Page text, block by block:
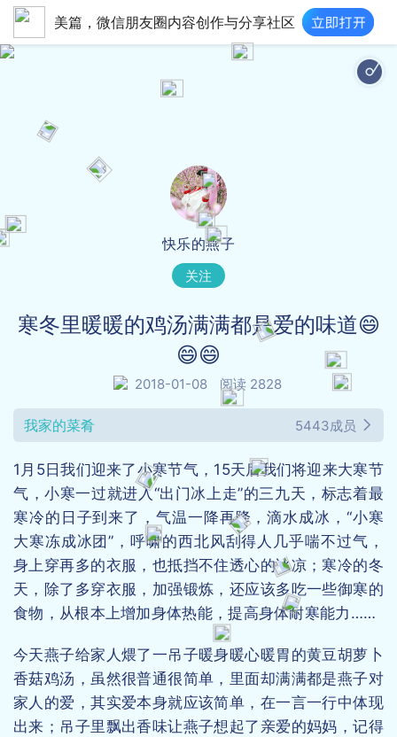
美篇，微信朋友圈内容创作与分享社区
快乐的燕子
关注
寒冬里暖暖的鸡汤满满都是爱的味道😄
😄😄
2018-01-08 阅读 2828
我家的菜肴 5443成员
1月5日我们迎来了小寒节气，15天后我们将迎来大寒节
气，小寒一过就进入“出门冰上走”的三九天，标志着最
寒冷的日子到来了，气温一降再降，滴水成冰，“小寒
大寒冻成冰团”，呼啸的西北风刮得人几乎喘不过气，
身上穿再多的衣服，也抵挡不住透心的冰凉；寒冷的冬
天，除了多穿衣服，加强锻炼，还应该多吃一些御寒的
食物，从根本上增加身体热能，提高身体耐寒能力……
今天燕子给家人煨了一吊子暖身暖心暖胃的黄豆胡萝卜
香菇鸡汤，虽然很普通很简单，里面却满满都是燕子对
家人的爱，其实爱本身就应该简单，在一言一行中体现
出来；吊子里飘出香味让燕子想起了亲爱的妈妈，记得